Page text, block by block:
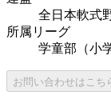
全日本軟式
所属リーグ
学童部（小
お問い合わせはこち